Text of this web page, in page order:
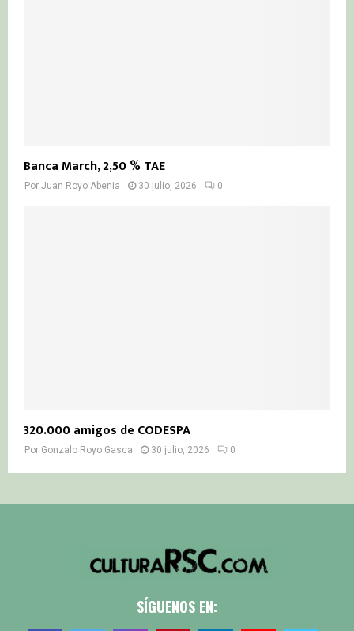
Banca March, 2,50 % TAE
Por Juan Royo Abenia 30 julio, 2026 0
320.000 amigos de CODESPA
Por Gonzalo Royo Gasca 30 julio, 2026 0
SÍGUENOS EN: